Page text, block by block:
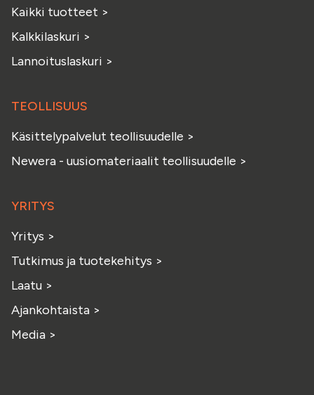
Kaikki tuotteet >
Kalkkilaskuri >
Lannoituslaskuri >
TEOLLISUUS
Käsittelypalvelut teollisuudelle >
Newera - uusiomateriaalit teollisuudelle >
YRITYS
Yritys >
Tutkimus ja tuotekehitys >
Laatu >
Ajankohtaista >
Media >